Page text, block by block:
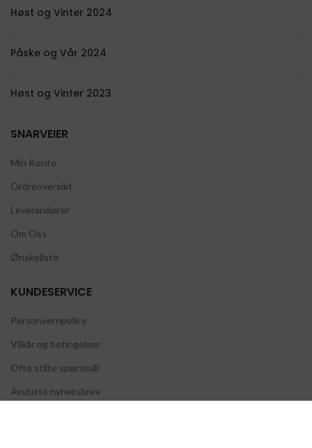
Høst og Vinter 2024
Påske og Vår 2024
Høst og Vinter 2023
SNARVEIER
Min Konto
Ordreoversikt
Leverandører
Om Oss
Ønskeliste
KUNDESERVICE
Personvernpolicy
Vilkår og betingelser
Ofte stilte spørsmål
Avslutte nyhetsbrev